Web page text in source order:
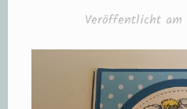
Veröffentlicht am